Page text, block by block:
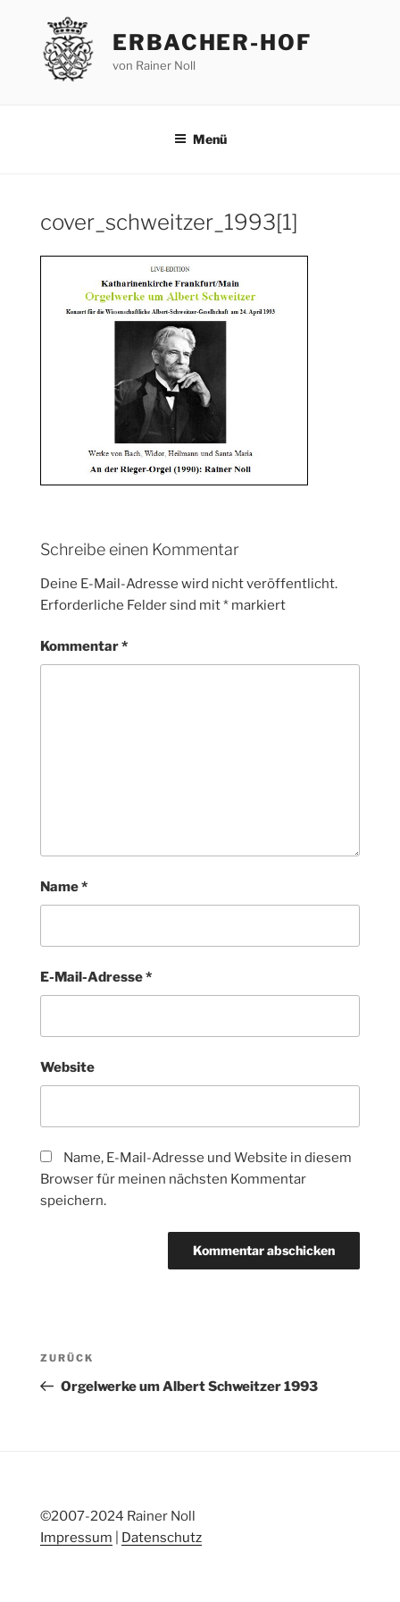
springen
ERBACHER-HOF
von Rainer Noll
Menü
cover_schweitzer_1993[1]
Schreibe einen Kommentar
Deine E-Mail-Adresse wird nicht veröffentlicht.
Erforderliche Felder sind mit* markiert
Kommentar*
Name*
E-Mail-Adresse*
Website
Name, E-Mail-Adresse und Website in diesem
Browser für meinen nächsten Kommentar
speichern.
Beitragsnavigation
Vorheriger
Beitrag
ZURÜCK
Orgelwerke um Albert Schweitzer 1993
©2007-2024 Rainer Noll
Impressum
Datenschutz